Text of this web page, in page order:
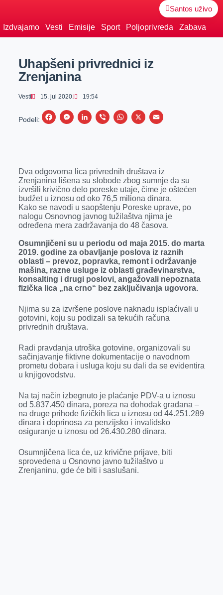
Santos uživo
Izdvajamo Vesti Emisije Sport Poljoprivreda Zabava
Uhapšeni privrednici iz
Zrenjanina
Vesti 15. jul 2020. 19:54
Podeli:
F
b
o
o
k
M
e
n
g
e
r
L
e
d
I
n
V
r
W
s
A
p
p
X
E
l
Dva odgovorna lica privrednih društava iz
Zrenjanina lišena su slobode zbog sumnje da su
izvršili krivično delo poreske utaje, čime je oštećen
budžet u iznosu od oko 76,5 miliona dinara.
Kako se navodi u saopštenju Poreske uprave, po
nalogu Osnovnog javnog tužilaštva njima je
određena mera zadržavanja do 48 časova.
Osumnjičeni su u periodu od maja 2015. do marta
2019. godine za obavljanje poslova iz raznih
oblasti – prevoz, popravka, remont i održavanje
mašina, razne usluge iz oblasti građevinarstva,
konsalting i drugi poslovi, angažovali nepoznata
fizička lica „na crno“ bez zaključivanja ugovora.
Njima su za izvršene poslove naknadu isplaćivali u
gotovini, koju su podizali sa tekućih računa
privrednih društava.
Radi pravdanja utroška gotovine, organizovali su
sačinjavanje fiktivne dokumentacije o navodnom
prometu dobara i usluga koju su dali da se evidentira
u knjigovodstvu.
Na taj način izbegnuto je plaćanje PDV-a u iznosu
od 5.837.450 dinara, poreza na dohodak građana –
na druge prihode fizičkih lica u iznosu od 44.251.289
dinara i doprinosa za penzijsko i invalidsko
osiguranje u iznosu od 26.430.280 dinara.
Osumnjičena lica će, uz krivične prijave, biti
sprovedena u Osnovno javno tužilaštvo u
Zrenjaninu, gde će biti i saslušani.